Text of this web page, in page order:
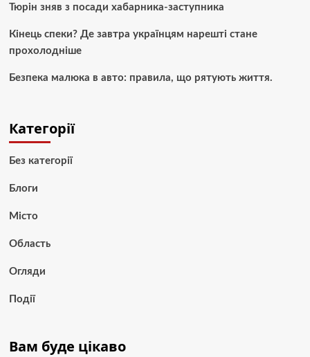
Тюрін зняв з посади хабарника-заступника
Кінець спеки? Де завтра українцям нарешті стане
прохолодніше
Безпека малюка в авто: правила, що рятують життя.
Категорії
Без категорії
Блоги
Місто
Область
Огляди
Події
Вам буде цікаво